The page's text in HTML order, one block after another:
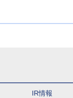
IR情報